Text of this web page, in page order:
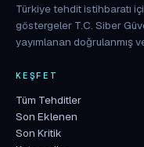
Türkiye tehdit istihbaratı
göstergeler T.C. Siber
yayımlanan doğrulanmış
KEŞFET
Tüm Tehditler
Son Eklenen
Son Kritik